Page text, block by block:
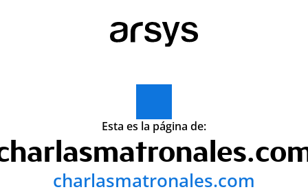
Esta es la página de:
charlasmatronales.com